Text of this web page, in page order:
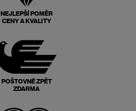
NEJLEPŠÍ POMĚR
CENY A KVALITY
POŠTOVNÉ ZPĚT
ZDARMA